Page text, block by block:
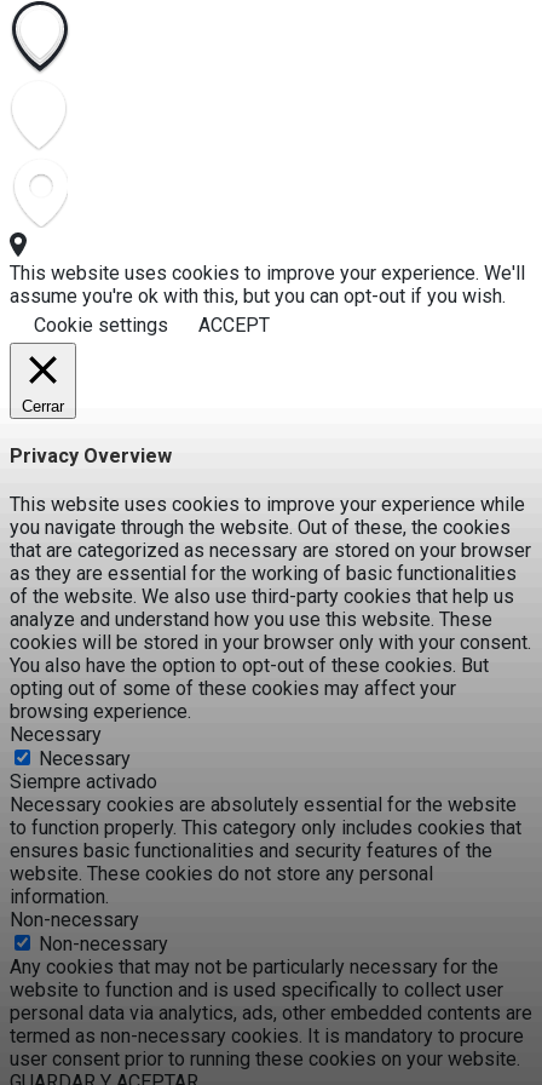
This website uses cookies to improve your experience. We'll
assume you're ok with this, but you can opt-out if you wish.
Cookie settings
ACCEPT
Cerrar
Privacy Overview
This website uses cookies to improve your experience while
you navigate through the website. Out of these, the cookies
that are categorized as necessary are stored on your browser
as they are essential for the working of basic functionalities
of the website. We also use third-party cookies that help us
analyze and understand how you use this website. These
cookies will be stored in your browser only with your consent.
You also have the option to opt-out of these cookies. But
opting out of some of these cookies may affect your
browsing experience.
Necessary
Necessary
Siempre activado
Necessary cookies are absolutely essential for the website
to function properly. This category only includes cookies that
ensures basic functionalities and security features of the
website. These cookies do not store any personal
information.
Non-necessary
Non-necessary
Any cookies that may not be particularly necessary for the
website to function and is used specifically to collect user
personal data via analytics, ads, other embedded contents are
termed as non-necessary cookies. It is mandatory to procure
user consent prior to running these cookies on your website.